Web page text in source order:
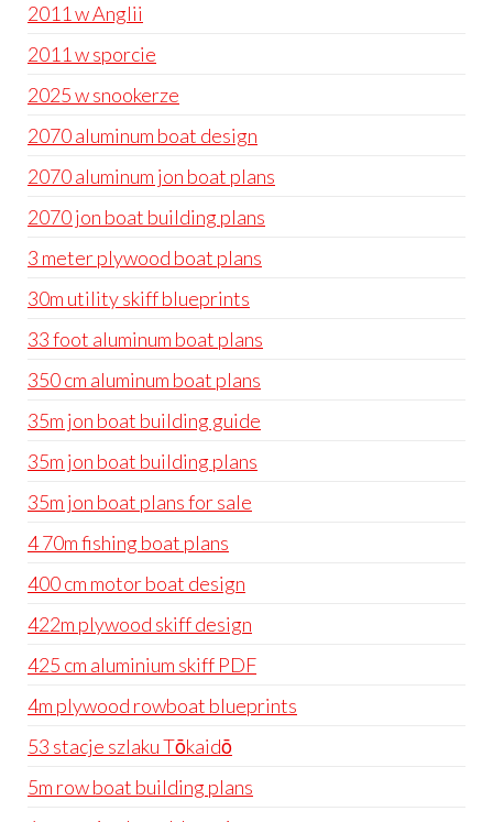
2011 w Anglii
2011 w sporcie
2025 w snookerze
2070 aluminum boat design
2070 aluminum jon boat plans
2070 jon boat building plans
3 meter plywood boat plans
30m utility skiff blueprints
33 foot aluminum boat plans
350 cm aluminum boat plans
35m jon boat building guide
35m jon boat building plans
35m jon boat plans for sale
4 70m fishing boat plans
400 cm motor boat design
422m plywood skiff design
425 cm aluminium skiff PDF
4m plywood rowboat blueprints
53 stacje szlaku Tōkaidō
5m row boat building plans